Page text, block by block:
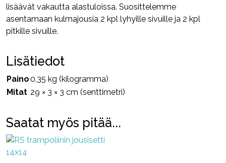
lisäävät vakautta alastuloissa. Suosittelemme
asentamaan kulmajousia 2 kpl lyhyille sivuille ja 2 kpl
pitkille sivuille.
Lisätiedot
Paino0,35 kg (kilogramma)
Mitat 29 × 3 × 3 cm (senttimetri)
Saatat myös pitää...